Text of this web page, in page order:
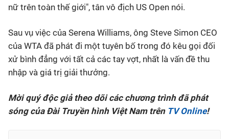
nữ trên toàn thế giới", tân vô địch US Open nói.
Sau vụ việc của Serena Williams, ông Steve Simon CEO
của WTA đã phát đi một tuyên bố trong đó kêu gọi đối
xử bình đẳng với tất cả các tay vợt, nhất là vấn đề thu
nhập và giá trị giải thưởng.
Mời quý độc giả theo dõi các chương trình đã phát
sóng của Đài Truyền hình Việt Nam trên TV Online!